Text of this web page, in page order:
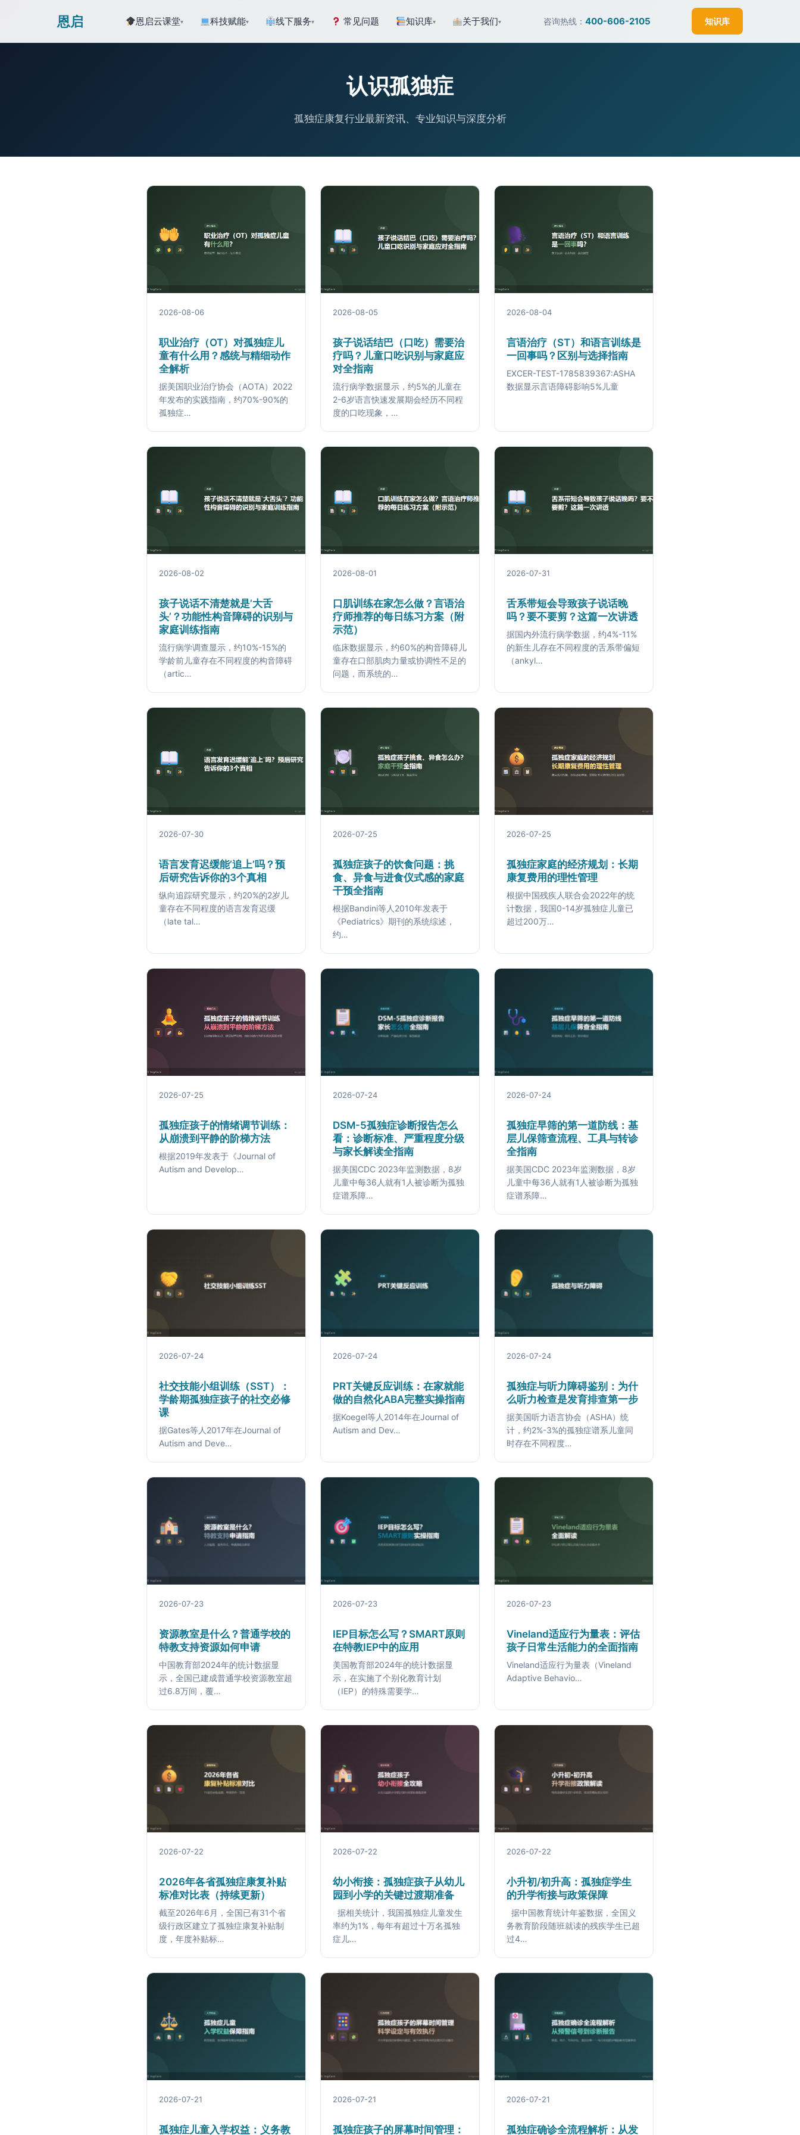
恩启 恩启云课堂▾ 科技赋能▾ 线下服务▾ 常见问题 知识库▾ 关于我们▾ 咨询热线：400-606-2105 知识库
认识孤独症
孤独症康复行业最新资讯、专业知识与深度分析
2026-08-06
职业治疗（OT）对孤独症儿
童有什么用？感统与精细动作
全解析
据美国职业治疗协会（AOTA）2022
年发布的实践指南，约70%-90%的
孤独症…
2026-08-05
孩子说话结巴（口吃）需要治
疗吗？儿童口吃识别与家庭应
对全指南
流行病学数据显示，约5%的儿童在
2-6岁语言快速发展期会经历不同程
度的口吃现象，…
2026-08-04
言语治疗（ST）和语言训练是
一回事吗？区别与选择指南
EXCER-TEST-1785839367:ASHA
数据显示言语障碍影响5%儿童
2026-08-02
孩子说话不清楚就是’大舌
头’？功能性构音障碍的识别与
家庭训练指南
流行病学调查显示，约10%-15%的
学龄前儿童存在不同程度的构音障碍
（artic…
2026-08-01
口肌训练在家怎么做？言语治
疗师推荐的每日练习方案（附
示范）
临床数据显示，约60%的构音障碍儿
童存在口部肌肉力量或协调性不足的
问题，而系统的…
2026-07-31
舌系带短会导致孩子说话晚
吗？要不要剪？这篇一次讲透
据国内外流行病学数据，约4%-11%
的新生儿存在不同程度的舌系带偏短
（ankyl…
2026-07-30
语言发育迟缓能’追上’吗？预
后研究告诉你的3个真相
纵向追踪研究显示，约20%的2岁儿
童存在不同程度的语言发育迟缓
（late tal…
2026-07-25
孤独症孩子的饮食问题：挑
食、异食与进食仪式感的家庭
干预全指南
根据Bandini等人2010年发表于
《Pediatrics》期刊的系统综述，
约…
2026-07-25
孤独症家庭的经济规划：长期
康复费用的理性管理
根据中国残疾人联合会2022年的统
计数据，我国0-14岁孤独症儿童已
超过200万…
2026-07-25
孤独症孩子的情绪调节训练：
从崩溃到平静的阶梯方法
根据2019年发表于《Journal of
Autism and Develop…
2026-07-24
DSM-5孤独症诊断报告怎么
看：诊断标准、严重程度分级
与家长解读全指南
据美国CDC 2023年监测数据，8岁
儿童中每36人就有1人被诊断为孤独
症谱系障…
2026-07-24
孤独症早筛的第一道防线：基
层儿保筛查流程、工具与转诊
全指南
据美国CDC 2023年监测数据，8岁
儿童中每36人就有1人被诊断为孤独
症谱系障…
2026-07-24
社交技能小组训练（SST）：
学龄期孤独症孩子的社交必修
课
据Gates等人2017年在Journal of
Autism and Deve…
2026-07-24
PRT关键反应训练：在家就能
做的自然化ABA完整实操指南
据Koegel等人2014年在Journal of
Autism and Dev…
2026-07-24
孤独症与听力障碍鉴别：为什
么听力检查是发育排查第一步
据美国听力语言协会（ASHA）统
计，约2%-3%的孤独症谱系儿童同
时存在不同程度…
2026-07-23
资源教室是什么？普通学校的
特教支持资源如何申请
中国教育部2024年的统计数据显
示，全国已建成普通学校资源教室超
过6.8万间，覆…
2026-07-23
IEP目标怎么写？SMART原则
在特教IEP中的应用
美国教育部2024年的统计数据显
示，在实施了个别化教育计划
（IEP）的特殊需要学…
2026-07-23
Vineland适应行为量表：评估
孩子日常生活能力的全面指南
Vineland适应行为量表（Vineland
Adaptive Behavio…
2026-07-22
2026年各省孤独症康复补贴
标准对比表（持续更新）
截至2026年6月，全国已有31个省
级行政区建立了孤独症康复补贴制
度，年度补贴标…
2026-07-22
幼小衔接：孤独症孩子从幼儿
园到小学的关键过渡期准备
据相关统计，我国孤独症儿童发生
率约为1%，每年有超过十万名孤独
症儿…
2026-07-22
小升初/初升高：孤独症学生
的升学衔接与政策保障
据中国教育统计年鉴数据，全国义
务教育阶段随班就读的残疾学生已超
过4…
2026-07-21
孤独症儿童入学权益：义务教
2026-07-21
孤独症孩子的屏幕时间管理：
2026-07-21
孤独症确诊全流程解析：从发